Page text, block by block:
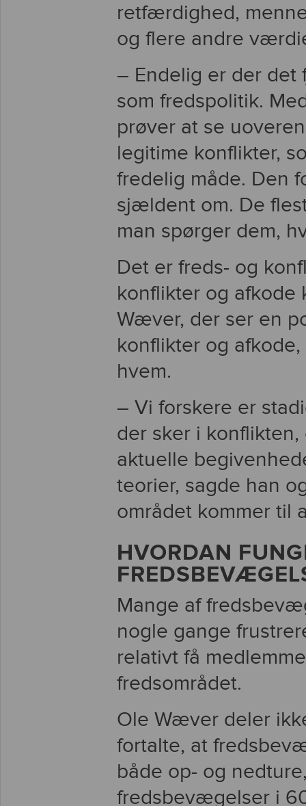
retfærdighed,
og flere andre
– Endelig er der det
som fredspolitik.
prøver at se
legitime konflikter,
fredelig måde. Den
sjældent om. De
man spørger dem,
Det er freds- og
konflikter og afkode
Wæver, der ser en
konflikter og
hvem.
– Vi forskere er
der sker i
aktuelle
teorier, sagde han
området kommer til
HVORDAN
Mange af
nogle gange
relativt få
fredsområdet.
Ole Wæver deler
fortalte, at
både op- og
fredsbevægelser i